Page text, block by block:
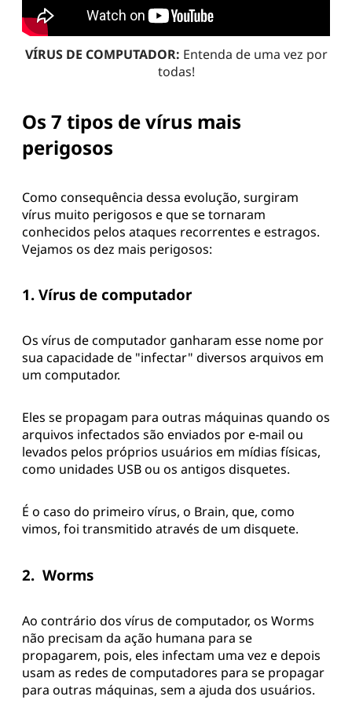
VÍRUS DE COMPUTADOR: Entenda de uma vez por
todas!
Os 7 tipos de vírus mais
perigosos
Como consequência dessa evolução, surgiram
vírus muito perigosos e que se tornaram
conhecidos pelos ataques recorrentes e estragos.
Vejamos os dez mais perigosos:
1. Vírus de computador
Os vírus de computador ganharam esse nome por
sua capacidade de "infectar" diversos arquivos em
um computador.
Eles se propagam para outras máquinas quando os
arquivos infectados são enviados por e-mail ou
levados pelos próprios usuários em mídias físicas,
como unidades USB ou os antigos disquetes.
É o caso do primeiro vírus, o Brain, que, como
vimos, foi transmitido através de um disquete.
2. Worms
Ao contrário dos vírus de computador, os Worms
não precisam da ação humana para se
propagarem, pois, eles infectam uma vez e depois
usam as redes de computadores para se propagar
para outras máquinas, sem a ajuda dos usuários.